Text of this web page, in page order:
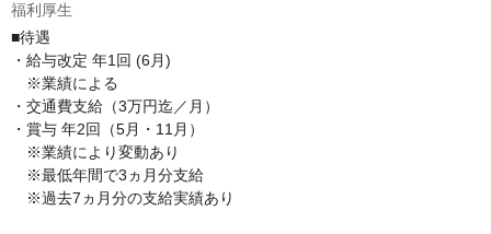
福利厚生
■待遇
・給与改定 年1回 (6月)
※業績による
・交通費支給（3万円迄／月）
・賞与 年2回（5月・11月）
※業績により変動あり
※最低年間で3ヵ月分支給
※過去7ヵ月分の支給実績あり